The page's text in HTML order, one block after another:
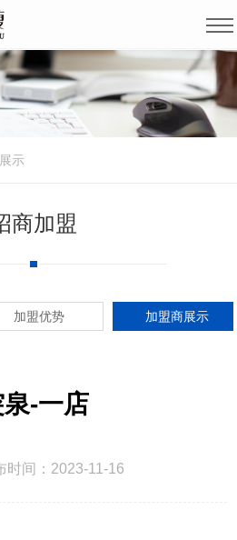
示
商加盟
加盟优势 加盟商展示
-一店
时间： 2023-11-16